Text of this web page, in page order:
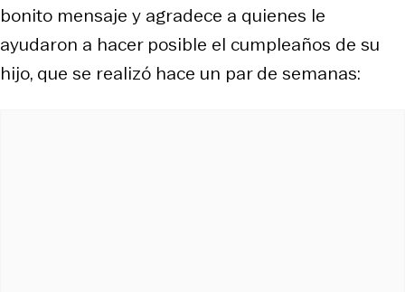
bonito mensaje y agradece a quienes le
ayudaron a hacer posible el cumpleaños de su
hijo, que se realizó hace un par de semanas: